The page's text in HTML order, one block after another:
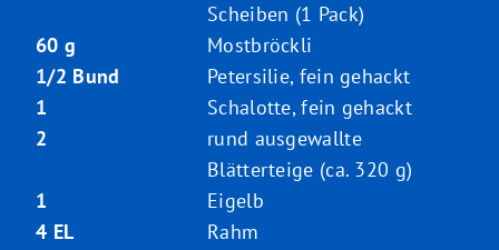
Scheiben (1 Pack)
60 g
Mostbröckli
1/2 Bund
Petersilie, fein gehackt
1
Schalotte, fein gehackt
2
rund ausgewallte
Blätterteige (ca. 320 g)
1
Eigelb
4 EL
Rahm